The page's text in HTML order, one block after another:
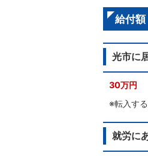
給付額
光市に
30万円
※転入す
就労に